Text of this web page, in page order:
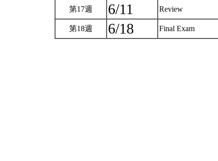
第17週 6/11 Review
第18週 6/18 Final Exam